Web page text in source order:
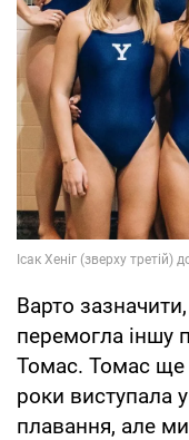
Варто
перемогла іншу
Томас. Томас ще
роки виступала
плавання, але